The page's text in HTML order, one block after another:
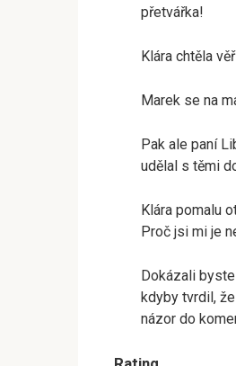
přetvářka!
Klára chtěla
Marek se na
Pak ale paní
udělal s těmi
Klára pomalu
Proč jsi mi je
Dokázali
kdyby tvrdil,
názor do